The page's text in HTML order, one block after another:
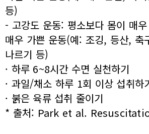
등)
- 고강도 운동: 평소보다 몸이 매
매우 가쁜 운동(예: 조깅, 등산, 축
나르기 등)
· 하루 6~8시간 수면 실천하기
· 과일/채소 하루 1회 이상 섭취하
· 붉은 육류 섭취 줄이기
* 출처: Park et al.